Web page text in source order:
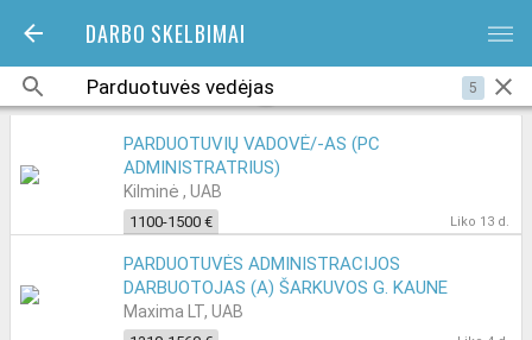
DARBO SKELBIMAI bars
5
PARDUOTUVIŲ VADOVĖ/-AS (PC
ADMINISTRATRIUS)
Kilminė , UAB
1100-1500 € Liko 13 d.
PARDUOTUVĖS ADMINISTRACIJOS
DARBUOTOJAS (A) ŠARKUVOS G. KAUNE
Maxima LT, UAB